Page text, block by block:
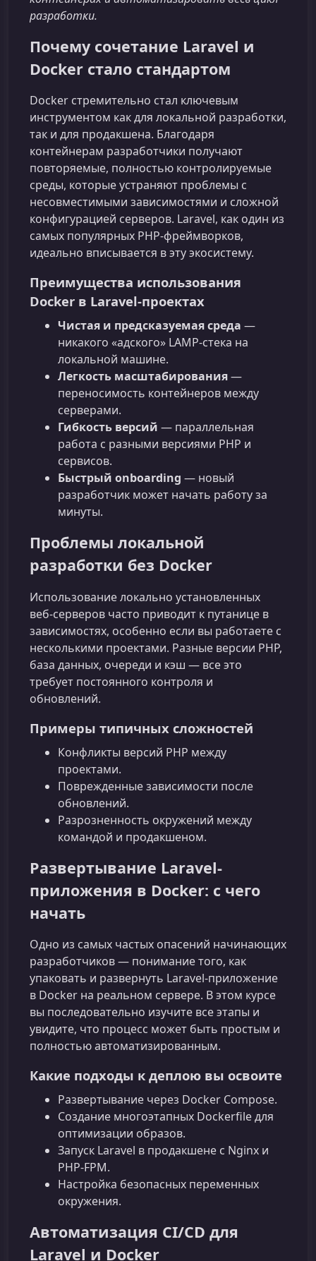
разработки.
Почему сочетание Laravel и
Docker стало стандартом
Docker стремительно стал ключевым
инструментом как для локальной разработки,
так и для продакшена. Благодаря
контейнерам разработчики получают
повторяемые, полностью контролируемые
среды, которые устраняют проблемы с
несовместимыми зависимостями и сложной
конфигурацией серверов. Laravel, как один из
самых популярных PHP‑фреймворков,
идеально вписывается в эту экосистему.
Преимущества использования
Docker в Laravel‑проектах
Чистая и предсказуемая среда —
никакого «адского» LAMP-стека на
локальной машине.
Легкость масштабирования—
переносимость контейнеров между
серверами.
Гибкость версий — параллельная
работа с разными версиями PHP и
сервисов.
Быстрый onboarding — новый
разработчик может начать работу за
минуты.
Проблемы локальной
разработки без Docker
Использование локально установленных
веб‑серверов часто приводит к путанице в
зависимостях, особенно если вы работаете с
несколькими проектами. Разные версии PHP,
база данных, очереди и кэш — все это
требует постоянного контроля и
обновлений.
Примеры типичных сложностей
Конфликты версий PHP между
проектами.
Поврежденные зависимости после
обновлений.
Разрозненность окружений между
командой и продакшеном.
Развертывание Laravel-
приложения в Docker: с чего
начать
Одно из самых частых опасений начинающих
разработчиков — понимание того, как
упаковать и развернуть Laravel‑приложение
в Docker на реальном сервере. В этом курсе
вы последовательно изучите все этапы и
увидите, что процесс может быть простым и
полностью автоматизированным.
Какие подходы к деплою вы освоите
Развертывание через Docker Compose.
Создание многоэтапных Dockerfile для
оптимизации образов.
Запуск Laravel в продакшене с Nginx и
PHP‑FPM.
Настройка безопасных переменных
окружения.
Автоматизация CI/CD для
Laravel и Docker